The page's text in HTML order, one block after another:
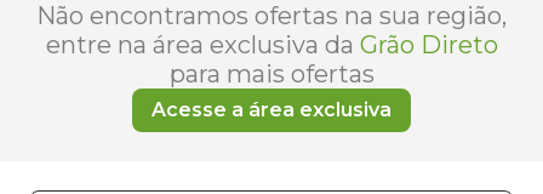
Não encontramos ofertas na sua região,
entre na área exclusiva da Grão Direto
para mais ofertas
Acesse a área exclusiva